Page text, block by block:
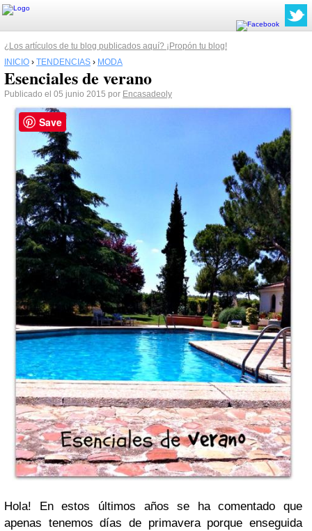
¿Los artículos de tu blog publicados aquí? ¡Propón tu blog!
INICIO › TENDENCIAS › MODA
Esenciales de verano
Publicado el 05 junio 2015 por Encasadeoly
Hola! En estos últimos años se ha comentado que
apenas tenemos días de primavera porque enseguida
Save